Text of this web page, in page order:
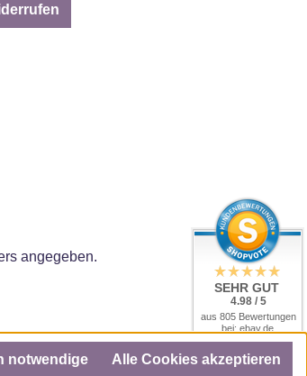
angegeben.
notwendige Alle Cookies akzeptieren
SEHR GUT
4.98 / 5
aus 805 Bewertungen
bei: ebay.de,
amazon.de, amazon.it,
shopvote.de